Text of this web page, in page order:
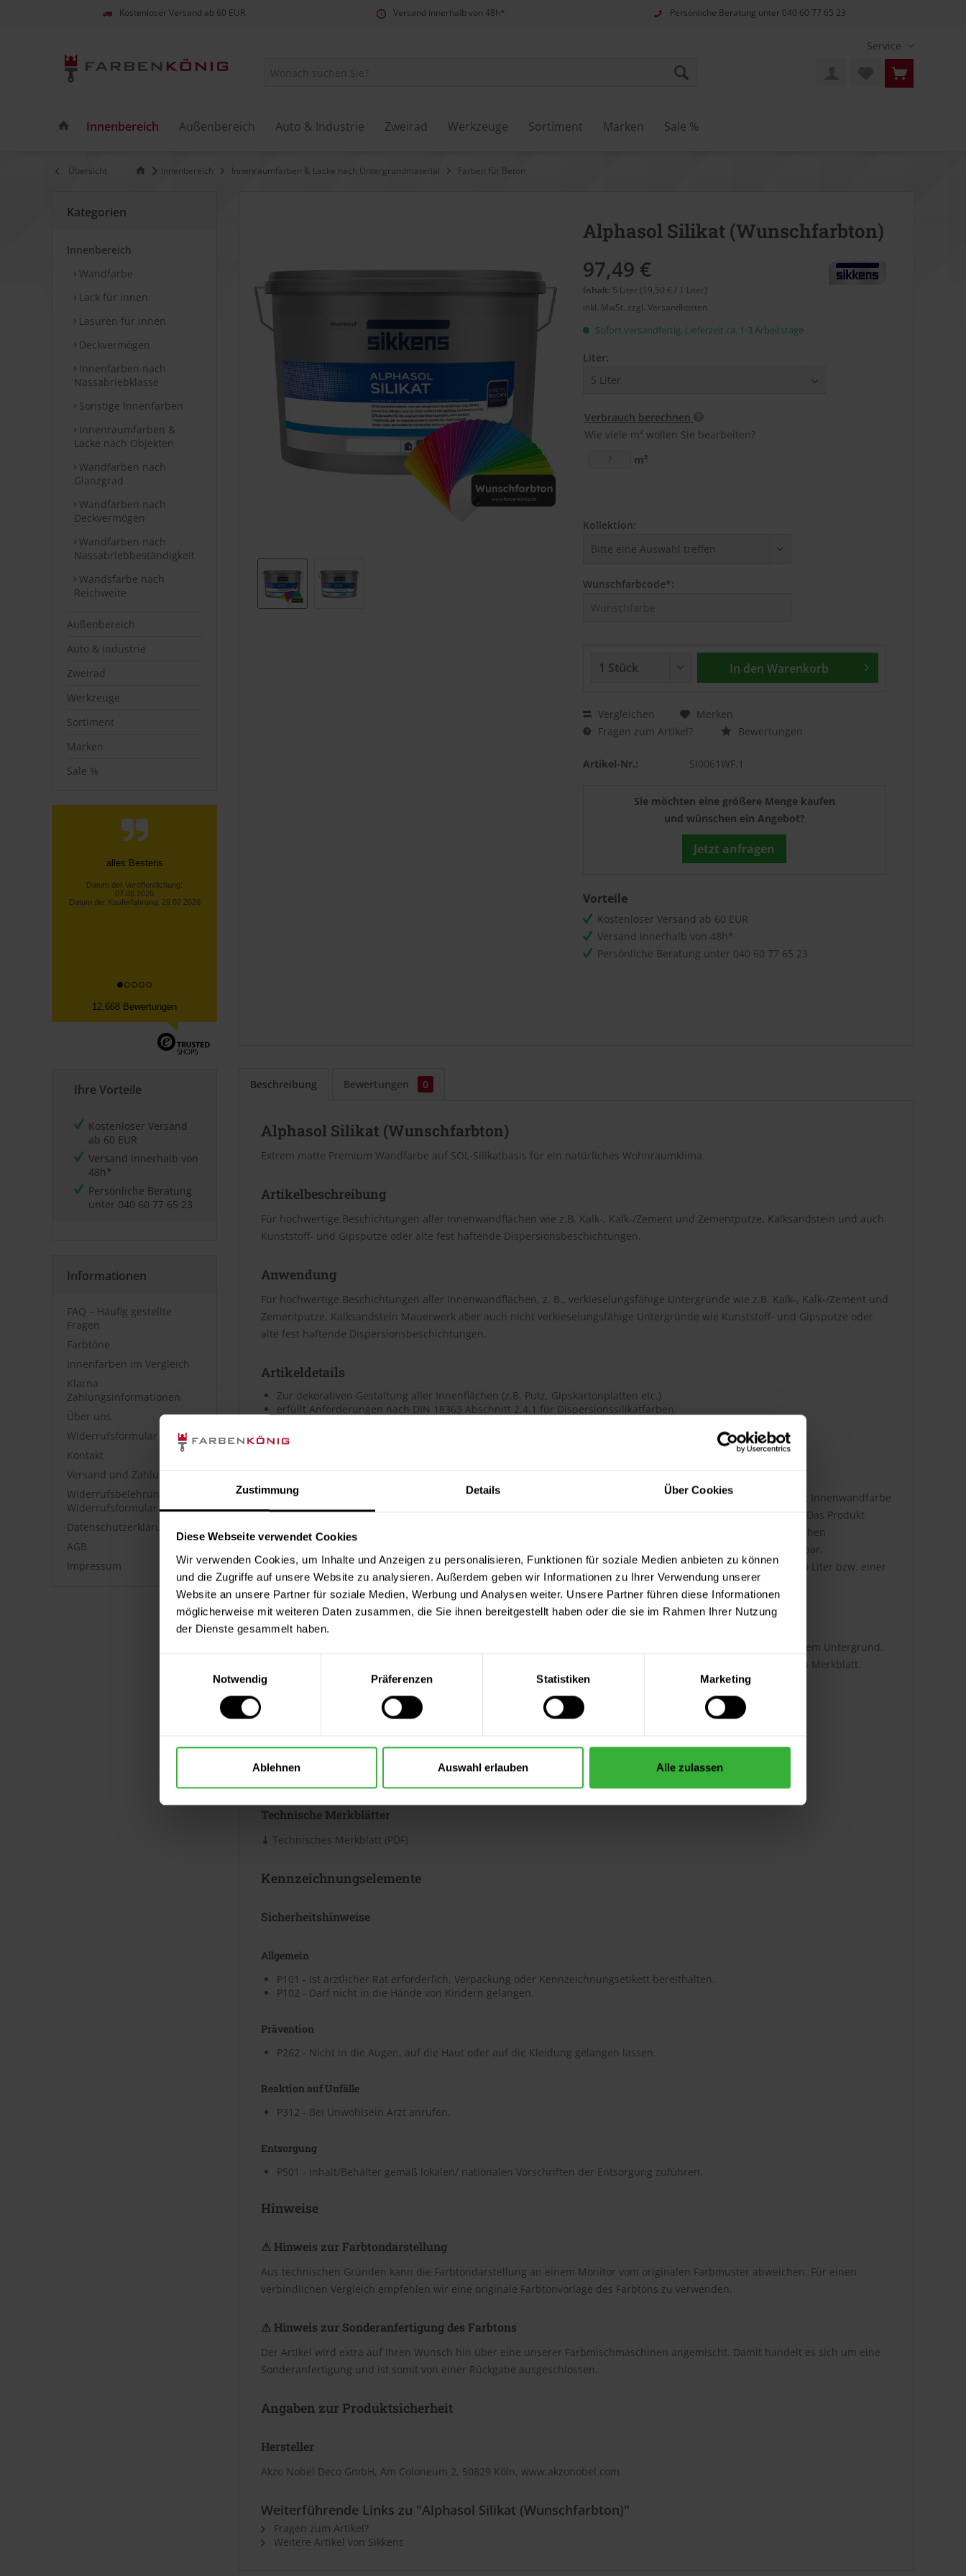
Zustimmung Details Über Cookies
Diese Webseite verwendet Cookies
Wir verwenden Cookies, um Inhalte und Anzeigen zu personalisieren, Funktionen für soziale Medien anbieten zu können
und die Zugriffe auf unsere Website zu analysieren. Außerdem geben wir Informationen zu Ihrer Verwendung unserer
Website an unsere Partner für soziale Medien, Werbung und Analysen weiter. Unsere Partner führen diese Informationen
möglicherweise mit weiteren Daten zusammen, die Sie ihnen bereitgestellt haben oder die sie im Rahmen Ihrer Nutzung
der Dienste gesammelt haben.
Notwendig
Präferenzen Statistiken Marketing
Ablehnen Auswahl erlauben Alle zulassen
Kostenloser Versand ab 60 EUR Versand innerhalb von 48h* Persönliche Beratung unter 040 60 77 65 23
Service
Innenbereich Außenbereich Auto & Industrie Zweirad Werkzeuge Sortiment Marken Sale %
Übersicht Innenbereich Innenraumfarben & Lacke nach Untergrundmaterial Farben für Beton
Kategorien
Innenbereich
Wandfarbe
Lack für innen
Lasuren für innen
Deckvermögen
Innenfarben nach
Nassabriebklasse
Sonstige Innenfarben
Innenraumfarben &
Lacke nach Objekten
Wandfarben nach
Glanzgrad
Wandfarben nach
Deckvermögen
Wandfarben nach
Nassabriebbeständigkeit
Wandsfarbe nach
Reichweite
Außenbereich
Auto & Industrie
Zweirad
Werkzeuge
Sortiment
Marken
Sale %
Schnelle Bearbeitung und und
König ist gerechtfertigt.
Uwe B., Protzen
12,668 Bewertungen
Ihre Vorteile
Kostenloser Versand
ab 60 EUR
Versand innerhalb von
48h*
Persönliche Beratung
unter 040 60 77 65 23
Informationen
FAQ – Häufig gestellte
Fragen
Farbtöne
Innenfarben im Vergleich
Klarna
Zahlungsinformationen
Über uns
Widerrufsformular
Kontakt
Versand und Zahlung
Widerrufsbelehrung &
Widerrufsformular
Datenschutzerklärung
AGB
Impressum
Alphasol Silikat (Wunschfarbton)
97,49 €
Inhalt: 5 Liter (19,50 € / 1 Liter)
inkl. MwSt. zzgl. Versandkosten
Sofort versandfertig, Lieferzeit ca. 1-3 Arbeitstage
Liter:
Verbrauch berechnen
Wie viele m² wollen Sie bearbeiten?
m²
Kollektion:
Wunschfarbcode*:
In den Warenkorb
Vergleichen
Merken
Fragen zum Artikel?
Bewertungen
Artikel-Nr.: SI0061WF.1
Sie möchten eine größere Menge kaufen
und wünschen ein Angebot?
Jetzt anfragen
Vorteile
Kostenloser Versand ab 60 EUR
Versand innerhalb von 48h*
Persönliche Beratung unter 040 60 77 65 23
Beschreibung Bewertungen 0
Alphasol Silikat (Wunschfarbton)
Extrem matte Premium Wandfarbe auf SOL-Silikatbasis für ein natürliches Wohnraumklima.
Artikelbeschreibung
Für hochwertige Beschichtungen aller Innenwandflächen wie z.B. Kalk-, Kalk-/Zement und Zementputze, Kalksandstein und auch
Kunststoff- und Gipsputze oder alte fest haftende Dispersionsbeschichtungen.
Anwendung
Für hochwertige Beschichtungen aller Innenwandflächen, z. B., verkieselungsfähige Untergründe wie z.B. Kalk-, Kalk-/Zement und
Zementputze, Kalksandstein Mauerwerk aber auch nicht verkieselungsfähige Untergründe wie Kunststoff- und Gipsputze oder
alte fest haftende Dispersionsbeschichtungen.
Artikeldetails
Zur dekorativen Gestaltung aller Innenflächen (z.B. Putz, Gipskartonplatten etc.)
erfüllt Anforderungen nach DIN 18363 Abschnitt 2.4.1 für Dispersionssilikatfarben
nach DIN13300
Artikeleigenschaften
Alphasol Silikat ist eine hoch wasserdampfdurchlässige, tuchmatte, emissionsarme und lösemittelfreie Sol-Silikat Innenwandfarbe
nach DIN 13300 und erfüllt auch die Anforderungen nach DIN 18363 Abschitt 2.4.1, für Dispersionssilikatfarben. Das Produkt
zeichnet sich durch eine hohe Deckkraft und leichte Verarbeitung, auf den meisten Untergründen ohne zusätzlichen
Haftvermittler, aus. Alphasol Silikat ist in einer hohen Farbtonvielfalt über Mischmaschinen vor Ort sofort verfügbar.
Eigenschaften nach DIN EN 13 300 Nassabriebklasse 2, Deckvermögen Klasse 1 bei einer Reichweite von 7 m² pro Liter bzw. einer
Ergiebigkeit von 140 ml/m, Glanzgrad stumpfmatt
Verbrauch
Die Reichweite beträgt laut Hersteller ca. 7 m²/Liter. Der Verbrauch ist dabei abhängig von der Auftragsart und dem Untergrund.
Bei diesen Verbrauchszahlen handelt es sich um Richtwerte. Weitere Infos entnehmen Sie bitte dem technischen Merkblatt.
Datenblätter & Dokumente
⤓Sicherheitsdatenblatt A (PDF)
Technische Merkblätter
⤓ Technisches Merkblatt (PDF)
Kennzeichnungselemente
Sicherheitshinweise
Allgemein
P101 - Ist ärztlicher Rat erforderlich, Verpackung oder Kennzeichnungsetikett bereithalten.
P102 - Darf nicht in die Hände von Kindern gelangen.
Prävention
P262 - Nicht in die Augen, auf die Haut oder auf die Kleidung gelangen lassen.
Reaktion auf Unfälle
P312 - Bei Unwohlsein Arzt anrufen.
Entsorgung
P501 - Inhalt/Behälter gemäß lokalen/ nationalen Vorschriften der Entsorgung zuführen.
Hinweise
⚠ Hinweis zur Farbtondarstellung
Aus technischen Gründen kann die Farbtondarstellung an einem Monitor vom originalen Farbmuster abweichen. Für einen
verbindlichen Vergleich empfehlen wir eine originale Farbtonvorlage des Farbtons zu verwenden.
⚠ Hinweis zur Sonderanfertigung des Farbtons
Der Artikel wird extra auf Ihren Wunsch hin über eine unserer Farbmischmaschinen angemischt. Damit handelt es sich um eine
Sonderanfertigung und ist somit von einer Rückgabe ausgeschlossen.
Angaben zur Produktsicherheit
Hersteller
Akzo Nobel Deco GmbH, Am Coloneum 2, 50829 Köln, www.akzonobel.com
Weiterführende Links zu "Alphasol Silikat (Wunschfarbton)"
Fragen zum Artikel?
Weitere Artikel von Sikkens